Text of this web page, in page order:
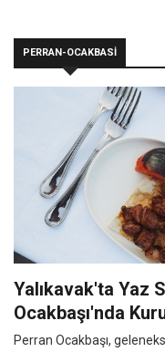
PERRAN-OCAKBASİ
Yalıkavak'ta Yaz
Ocakbaşı'nda
Perran Ocakbaşı,